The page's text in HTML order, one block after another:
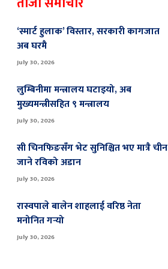
‘स्मार्ट हुलाक’ विस्तार, सरकारी कागजात
अब घरमै
July 30, 2026
लुम्बिनीमा मन्त्रालय घटाइयो, अब
मुख्यमन्त्रीसहित ९ मन्त्रालय
July 30, 2026
सी चिनफिङसँग भेट सुनिश्चित भए मात्रै चीन
जाने रविको अडान
July 30, 2026
रास्वपाले बालेन शाहलाई वरिष्ठ नेता
मनोनित गर्‍यो
July 30, 2026